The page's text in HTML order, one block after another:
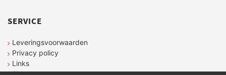
SERVICE
Leveringsvoorwaarden
Privacy policy
Links